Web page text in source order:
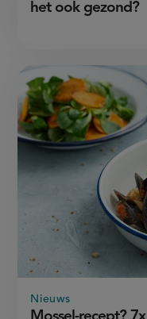
het ook gezond?
Nieuws